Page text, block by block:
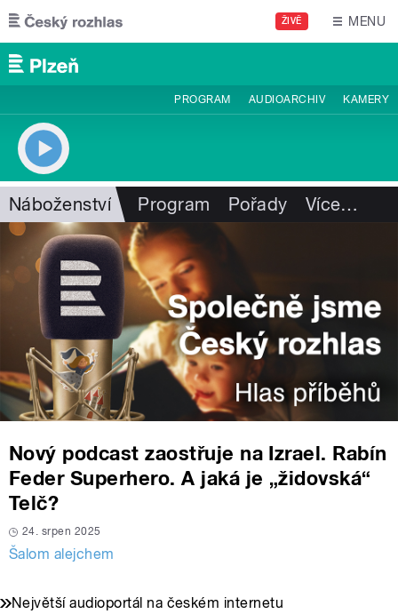
Přejít k hlavnímu obsahu
ŽIVĚ MENU
PROGRAM AUDIOARCHIV KAMERY
Náboženství Program Pořady Více…
Nový podcast zaostřuje na Izrael. Rabín
Feder Superhero. A jaká je „židovská“
Telč?
24. srpen 2025
Šalom alejchem
Největší audioportál na českém internetu